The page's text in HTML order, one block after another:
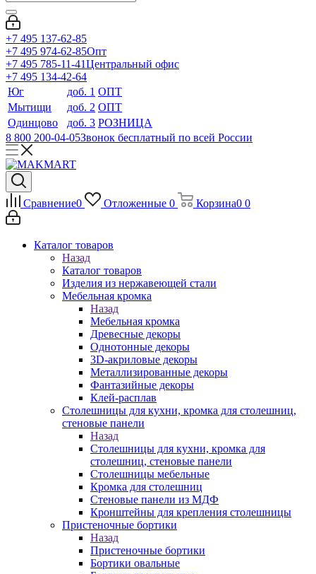
+7 495 137-62-85
+7 495 974-62-85Опт
+7 495 785-11-41Центральный офис
+7 495 134-42-64
Юг
доб. 1 ОПТ
Мытищи
доб. 2 ОПТ
Одинцово
доб. 3 РОЗНИЦА
8 800 200-04-05Звонок бесплатный по всей России
Сравнение0 Отложенные 0 Корзина0 0
Каталог товаров
Назад
Каталог товаров
Изделия из нержавеющей стали
Мебельная кромка
Назад
Мебельная кромка
Древесные декоры
Однотонные декоры
3D-акриловые декоры
Металлизированные декоры
Фантазийные декоры
Клей-расплав
Столешницы для кухни, кромка для столешниц,
стеновые панели
Назад
Столешницы для кухни, кромка для
столешниц, стеновые панели
Столешницы мебельные
Кромка для столешниц
Стеновые панели из МДФ
Кронштейны для крепления столешницы
Пристеночные бортики
Назад
Пристеночные бортики
Бортики овальные